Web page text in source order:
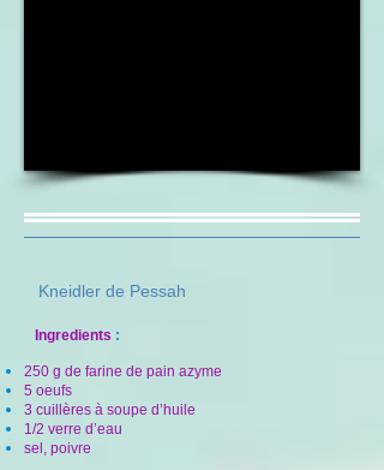
Kneidler de Pessah
Ingredients :
250 g de farine de pain azyme
5 oeufs
3 cuillères à soupe d’huile
1/2 verre d’eau
sel, poivre